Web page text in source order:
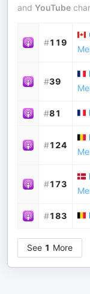
and YouTube
#119
#39
#81
#124
#173
#183
See 1 More